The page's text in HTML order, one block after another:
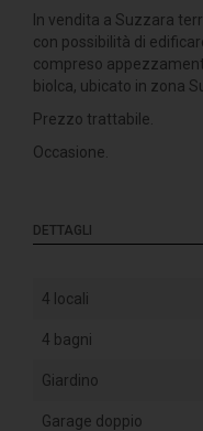
In vendita a Suzzara
con possibilità di
compreso
biolca, ubicato in zona
Prezzo trattabile.
Occasione.
DETTAGLI
4 locali
4 bagni
Giardino
Garage doppio